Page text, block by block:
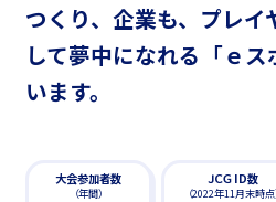
つくり、企業も、プレイ
して夢中になれる「ｅ
います。
大会参加者数
（年間）
ＪＣＧ ID数
（2022年11月末時点